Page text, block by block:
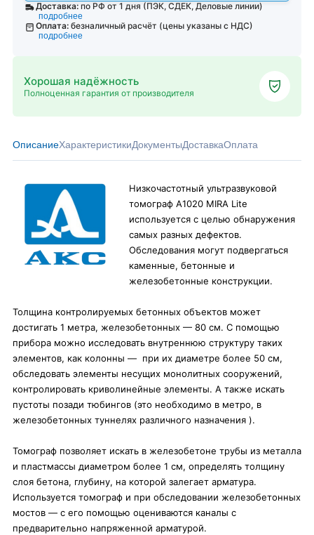
Доставка: по РФ от 1 дня (ПЭК, СДЕК, Деловые линии)
подробнее
Оплата: безналичный расчёт (цены указаны с НДС)
подробнее
Хорошая надёжность
Полноценная гарантия от производителя
ОписаниеХарактеристикиДокументыДоставкаОплата
Низкочастотный ультразвуковой
томограф A1020 MIRA Lite
используется с целью обнаружения
самых разных дефектов.
Обследования могут подвергаться
каменные, бетонные и
железобетонные конструкции.
Толщина контролируемых бетонных объектов может
достигать 1 метра, железобетонных — 80 см. С помощью
прибора можно исследовать внутреннюю структуру таких
элементов, как колонны — при их диаметре более 50 см,
обследовать элементы несущих монолитных сооружений,
контролировать криволинейные элементы. А также искать
пустоты позади тюбингов (это необходимо в метро, в
железобетонных туннелях различного назначения ).
Томограф позволяет искать в железобетоне трубы из металла
и пластмассы диаметром более 1 см, определять толщину
слоя бетона, глубину, на которой залегает арматура.
Используется томограф и при обследовании железобетонных
мостов — с его помощью оцениваются каналы с
предварительно напряженной арматурой.